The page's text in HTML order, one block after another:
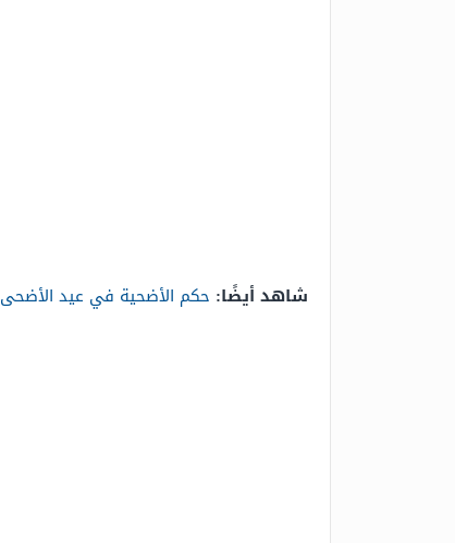
شاهد أيضًا: حكم الأضحية في عيد الأضحى